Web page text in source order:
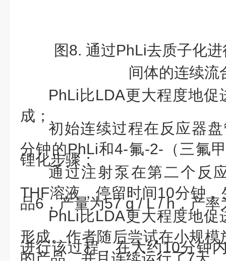
图8. 通过PhLi去质子化
间体的连续流
PhLi比LDA更大程度地
成；
初始连续过程在反应器
分钟的PhLi和4-氟-2-（三氟
锂化步骤；
通过注射泵在第二个反
THF溶液，停留时间10分钟，
品6，产量为57 g / L / h，产率
PhLi比LDA更大程度地
形成。作者随后尝试在小规模
进行该过程，在大约10分钟
的产品，并且连续运行了7天。